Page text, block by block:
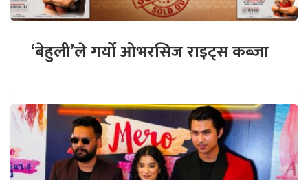
‘बेहुली’ले गर्यो ओभरसिज राइट्स कब्जा